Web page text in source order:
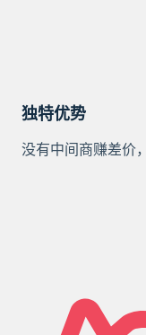
独特优势
没有中间商赚差价